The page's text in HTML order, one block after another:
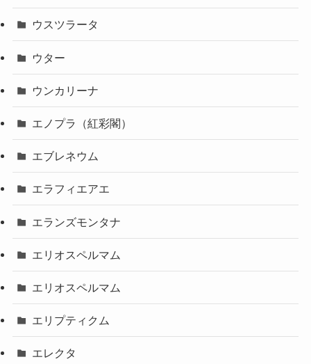
ウスツラータ
ウター
ウンカリーナ
エノプラ（紅彩閣）
エブレネウム
エラフィエアエ
エランズモンタナ
エリオスペルマム
エリオスペルマム
エリプティクム
エレクタ